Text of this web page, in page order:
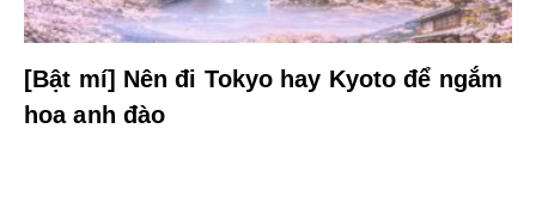
[Bật mí] Nên đi Tokyo hay Kyoto để ngắm
hoa anh đào